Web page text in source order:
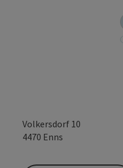
Volkersdorf 10
4470 Enns